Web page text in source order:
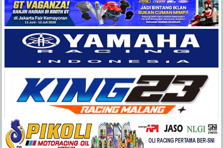
Balap
Paling
Lengkap